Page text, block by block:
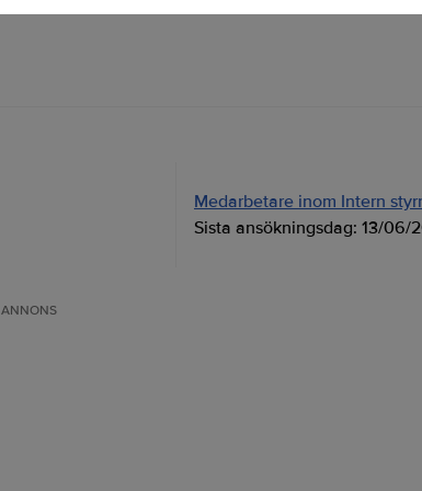
Medarbetare inom Intern
Sista ansökningsdag: 13/06/
ANNONS